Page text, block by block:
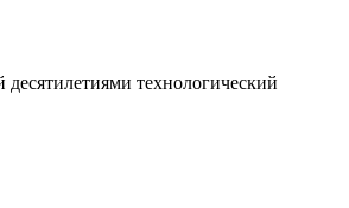
технологический